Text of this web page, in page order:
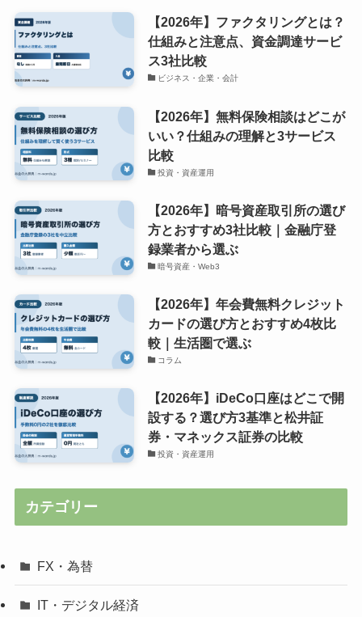
【2026年】ファクタリングとは？
仕組みと注意点、資金調達サービ
ス3社比較
ビジネス・企業・会計
【2026年】無料保険相談はどこが
いい？仕組みの理解と3サービス
比較
投資・資産運用
【2026年】暗号資産取引所の選び
方とおすすめ3社比較｜金融庁登
録業者から選ぶ
暗号資産・Web3
【2026年】年会費無料クレジット
カードの選び方とおすすめ4枚比
較｜生活圏で選ぶ
コラム
【2026年】iDeCo口座はどこで開
設する？選び方3基準と松井証
券・マネックス証券の比較
投資・資産運用
カテゴリー
FX・為替
IT・デジタル経済